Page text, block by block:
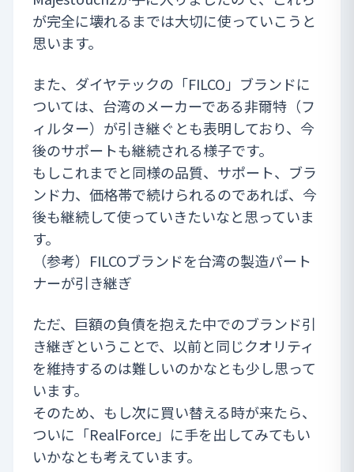
が完全に壊れるまでは大切に使っていこうと
思います。
また、ダイヤテックの「FILCO」ブランドに
ついては、台湾のメーカーである非爾特（フ
ィルター）が引き継ぐとも表明しており、今
後のサポートも継続される様子です。
もしこれまでと同様の品質、サポート、ブラ
ンド力、価格帯で続けられるのであれば、今
後も継続して使っていきたいなと思っていま
す。
（参考） FILCOブランドを台湾の製造パート
ナーが引き継ぎ
ただ、巨額の負債を抱えた中でのブランド引
き継ぎということで、以前と同じクオリティ
を維持するのは難しいのかなとも少し思って
います。
そのため、もし次に買い替える時が来たら、
ついに「RealForce」に手を出してみてもい
いかなとも考えています。